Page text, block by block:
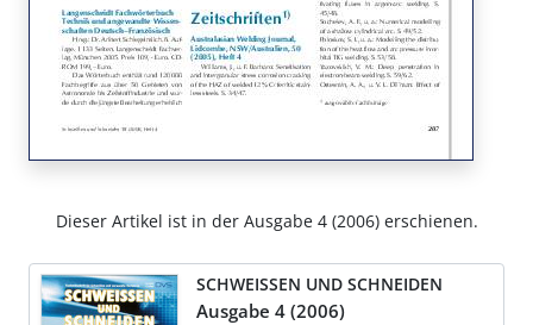
Dieser Artikel ist in der Ausgabe 4 (2006) erschienen.
SCHWEISSEN UND SCHNEIDEN
Ausgabe 4 (2006)